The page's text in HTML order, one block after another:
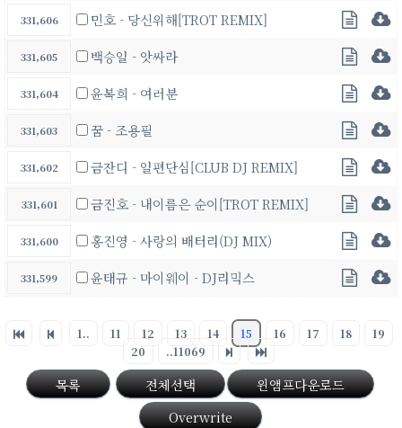
331,606 민호 - 당신위해[TROT REMIX]
331,605 백승일 - 앗싸라
331,604 윤복희 - 여러분
331,603 꿈 - 조용필
331,602 금잔디 - 일편단심[CLUB DJ REMIX]
331,601 금진호 - 내이름은 순이[TROT REMIX]
331,600 홍진영 - 사랑의 배터리(DJ MIX)
331,599 윤태규 - 마이웨이 - DJ리믹스
1.. 11 12 13 14 15 16 17 18
19
20
..11069
목록 전체선택
윈앰프다운로드
Overwrite